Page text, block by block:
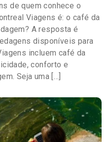
de quem conhece o
Viagens é: o café da
A resposta é
disponíveis para
incluem café da
conforto e
Seja uma […]